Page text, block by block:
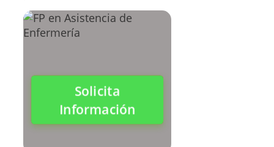
Solicita
Información